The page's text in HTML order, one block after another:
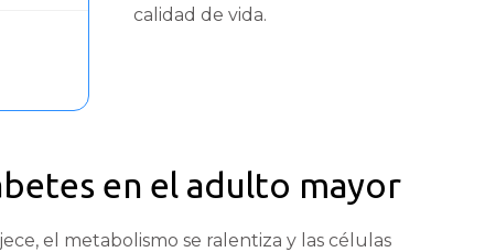
calidad de vida.
en el adulto mayor
el metabolismo se ralentiza y las células